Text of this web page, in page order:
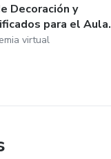
Decoración y
para el Aula.
virtual